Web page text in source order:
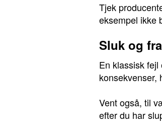
Tjek
eksempel ikke
Sluk og
En klassisk
konsekvenser,
Vent også, til
efter du har